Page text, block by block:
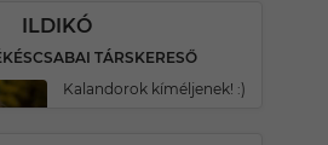
ILDIKÓ
TÁRSKERESŐ
Kalandorok kíméljenek! :)